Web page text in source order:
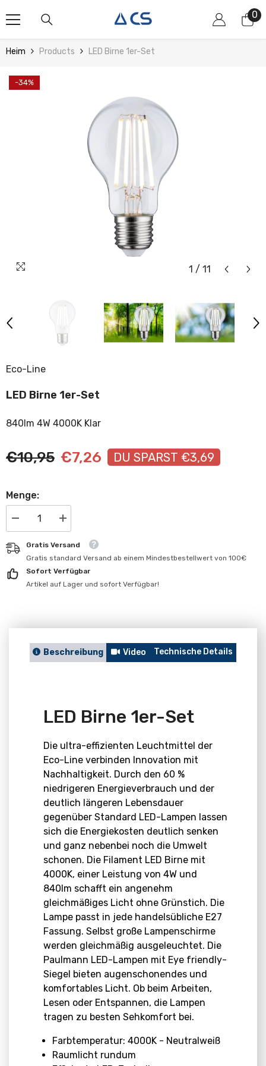
00
Heim Products LED Birne 1er-Set
-34%
1 / 11
Eco-Line
LED Birne 1er-Set
840lm 4W 4000K Klar
€10,95 €7,26 DU SPARST €3,69
Menge:
verringern
LED
Birne
1er-
Set
Menge
erhöhen
LED
Birne
1er-
Set
Gratis Versand
Gratis standard Versand ab einem Mindestbestellwert von 100€
Sofort Verfügbar
Artikel auf Lager und sofort Verfügbar!
Beschreibung Video Technische Details
LED Birne 1er-Set
Die ultra-effizienten Leuchtmittel der
Eco-Line verbinden Innovation mit
Nachhaltigkeit. Durch den 60 %
niedrigeren Energieverbrauch und der
deutlich längeren Lebensdauer
gegenüber Standard LED-Lampen lassen
sich die Energiekosten deutlich senken
und ganz nebenbei noch die Umwelt
schonen. Die Filament LED Birne mit
4000K, einer Leistung von 4W und
840lm schafft ein angenehm
gleichmäßiges Licht ohne Grünstich. Die
Lampe passt in jede handelsübliche E27
Fassung. Selbst große Lampenschirme
werden gleichmäßig ausgeleuchtet. Die
Paulmann LED-Lampen mit Eye friendly-
Siegel bieten augenschonendes und
komfortables Licht. Ob beim Arbeiten,
Lesen oder Entspannen, die Lampen
tragen zu besten Sehkomfort bei.
Farbtemperatur: 4000K - Neutralweiß
Raumlicht rundum